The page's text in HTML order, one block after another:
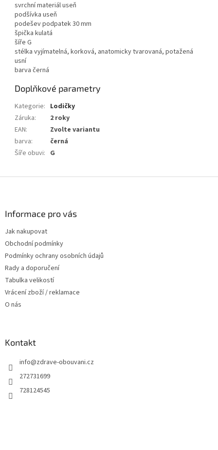
svrchní materiál useň
podšívka useň
podešev podpatek 30 mm
špička kulatá
šíře G
stélka vyjímatelná, korková, anatomicky tvarovaná, potažená
usní
barva černá
Doplňkové parametry
Kategorie: Lodičky
Záruka:
2 roky
EAN:
Zvolte variantu
barva:
černá
Šíře obuvi: G
Informace pro vás
Jak nakupovat
Obchodní podmínky
Podmínky ochrany osobních údajů
Rady a doporučení
Tabulka velikostí
Vrácení zboží / reklamace
O nás
Kontakt
info@zdrave-obouvani.cz
272731699
728124545